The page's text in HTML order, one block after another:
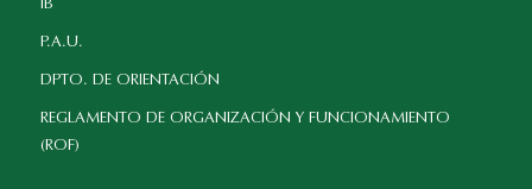
IB
P.A.U.
DPTO. DE ORIENTACIÓN
REGLAMENTO DE ORGANIZACIÓN Y FUNCIONAMIENTO
(ROF)